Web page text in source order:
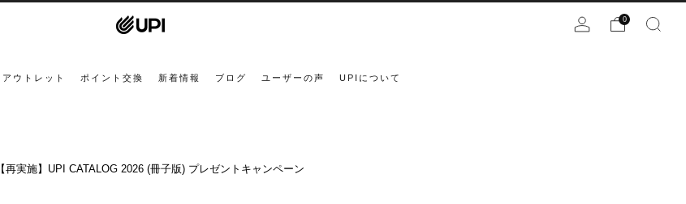
アウトレット ポイント交換 新着情報 ブログ ユーザーの声 UPIについて
0
【再実施】UPI CATALOG 2026 (冊子版) プレゼントキャンペーン